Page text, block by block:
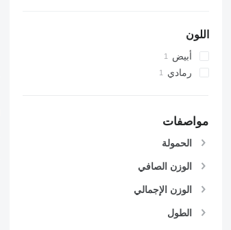
اللون
أبيض
رمادي
مواصفات
الحمولة
الوزن الصافي
الوزن الإجمالي
الطول